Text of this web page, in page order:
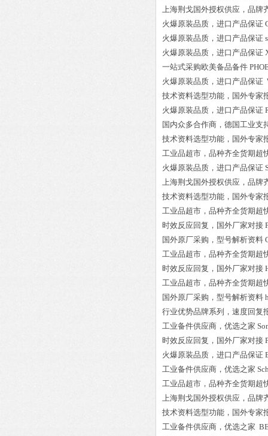
上海荆戈国外授权供应，品牌
火爆原装品质，进口产品保证
火爆原装品质，进口产品保证
火爆原装品质，进口产品保证
一站式采购欧美备品备件
火爆原装品质，进口产品保证
技术资料选型功能，国外专家
火爆原装品质，进口产品保证
国内众多合作商，德国工业支
技术资料选型功能，国外专家
工业品超市，品种齐全货期超
火爆原装品质，进口产品保证
上海荆戈国外授权供应，品牌
技术资料选型功能，国外专家
工业品超市，品种齐全货期超
时效反应回复，国外厂家对接
国外原厂采购，型号解析资料
工业品超市，品种齐全货期超
时效反应回复，国外厂家对接
工业品超市，品种齐全货期超
国外原厂采购，型号解析资料
行业优势品牌系列，速度回复
工业备件供应商，优选之家
时效反应回复，国外厂家对接
火爆原装品质，进口产品保证
工业备件供应商，优选之家
工业品超市，品种齐全货期超
上海荆戈国外授权供应，品牌
技术资料选型功能，国外专家
工业备件供应商，优选之家